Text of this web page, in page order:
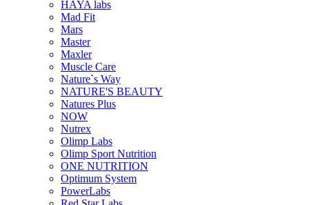
HAYA labs
Mad Fit
Mars
Master
Maxler
Muscle Care
Nature`s Way
NATURE'S BEAUTY
Natures Plus
NOW
Nutrex
Olimp Labs
Olimp Sport Nutrition
ONE NUTRITION
Optimum System
PowerLabs